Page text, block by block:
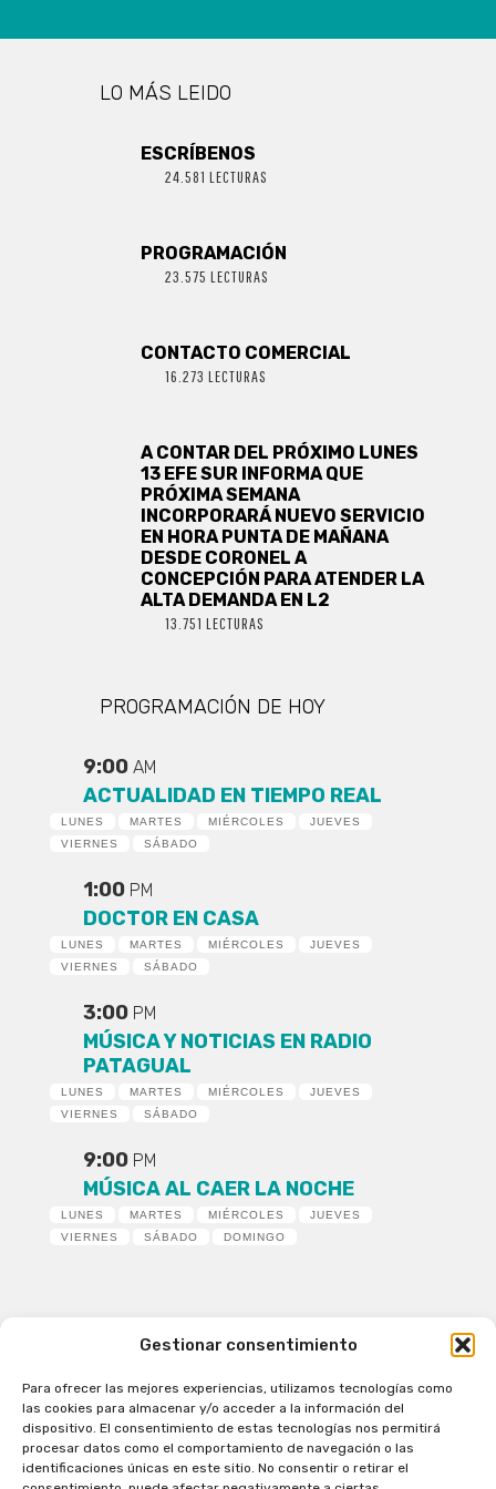
Gestionar consentimiento
Para ofrecer las mejores experiencias, utilizamos tecnologías como
las cookies para almacenar y/o acceder a la información del
dispositivo. El consentimiento de estas tecnologías nos permitirá
procesar datos como el comportamiento de navegación o las
identificaciones únicas en este sitio. No consentir o retirar el
LO MÁS LEIDO
ESCRÍBENOS
24.581 LECTURAS
PROGRAMACIÓN
23.575 LECTURAS
CONTACTO COMERCIAL
16.273 LECTURAS
A CONTAR DEL PRÓXIMO LUNES
13 EFE SUR INFORMA QUE
PRÓXIMA SEMANA
INCORPORARÁ NUEVO SERVICIO
EN HORA PUNTA DE MAÑANA
DESDE CORONEL A
CONCEPCIÓN PARA ATENDER LA
ALTA DEMANDA EN L2
13.751 LECTURAS
PROGRAMACIÓN DE HOY
9:00 AM
ACTUALIDAD EN TIEMPO REAL
LUNES MARTES MIÉRCOLES
JUEVES
VIERNES
SÁBADO
1:00 PM
DOCTOR EN CASA
LUNES MARTES MIÉRCOLES
JUEVES
VIERNES
SÁBADO
3:00 PM
MÚSICA Y NOTICIAS EN RADIO
PATAGUAL
LUNES MARTES MIÉRCOLES
JUEVES
VIERNES
SÁBADO
9:00 PM
MÚSICA AL CAER LA NOCHE
LUNES MARTES MIÉRCOLES
JUEVES
VIERNES
SÁBADO DOMINGO
Patagual Radio Digital 2026 - Todos los derechos
reservados
la Radio de Verdad